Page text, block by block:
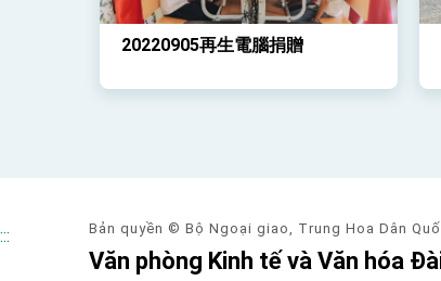
20220905再生電腦捐贈
::: Bản quyền © Bộ Ngoại giao, Trung Hoa Dân
Văn phòng Kinh tế và Văn hóa